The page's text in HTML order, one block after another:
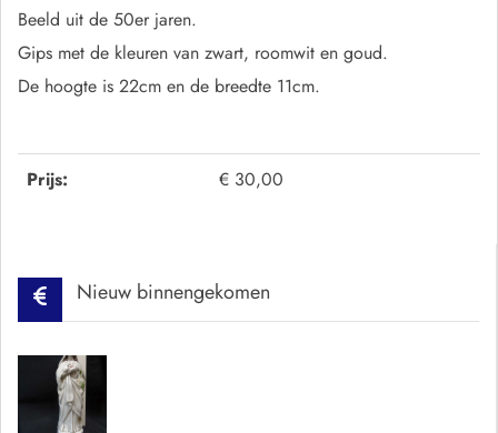
Prijs: € 30,00
Beeld uit de 50er jaren.
Gips met de kleuren van zwart, roomwit en goud.
De hoogte is 22cm en de breedte 11cm.
Nieuw binnengekomen